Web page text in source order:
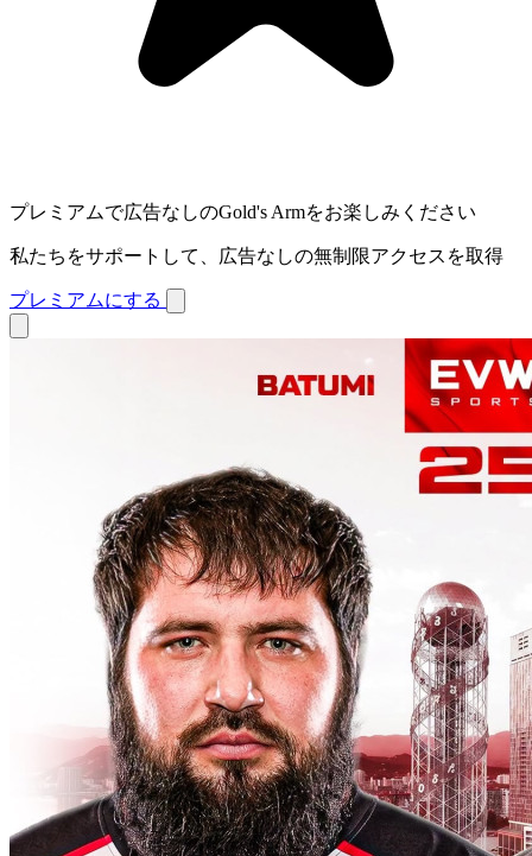
プレミアムで広告なしのGold's Armをお楽しみください
私たちをサポートして、広告なしの無制限アクセスを取得
プレミアムにする